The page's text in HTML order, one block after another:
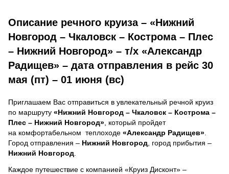
Описание речного круиза – «Нижний
Новгород – Чкаловск – Кострома – Плес
– Нижний Новгород» – т/х «Александр
Радищев» – дата отправления в рейс 30
мая (пт) – 01 июня (вс)
Приглашаем Вас отправиться в увлекательный речной круиз
по маршруту «Нижний Новгород – Чкаловск – Кострома –
Плес – Нижний Новгород» , который пройдет
на комфортабельном теплоходе «Александр Радищев»
Город отправления – Нижний Новгород , город прибытия –
Нижний Новгород
Каждое путешествие с компанией «Круиз Дисконт» –